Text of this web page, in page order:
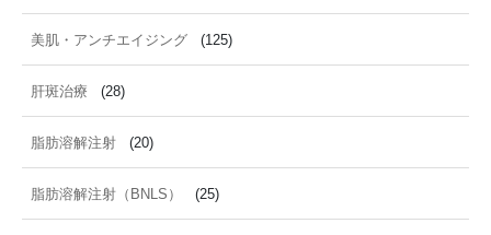
美肌・アンチエイジング (125)
肝斑治療 (28)
脂肪溶解注射 (20)
脂肪溶解注射（BNLS） (25)